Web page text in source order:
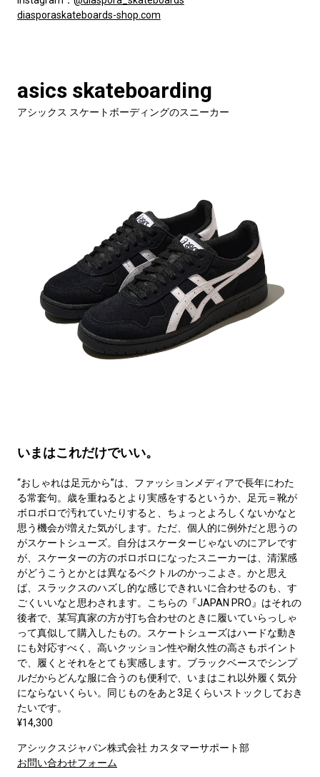
diasporaskateboards-shop.com
asics skateboarding
アシックス スケートボーディングのスニーカー
いまはこれだけでいい。
“おしゃれは足元から”は、ファッションメディアで長年にわた
る常套句。歳を重ねるとより実感をするというか、足元＝靴が
ボロボロで汚れていたりすると、ちょっとよろしくないかなと
思う機会が増えた気がします。ただ、個人的に例外だと思うの
がスケートシューズ。自分はスケーターじゃないのにアレです
が、スケーターの方のボロボロになったスニーカーは、清潔感
がどうこうとかとは異なるベクトルのかっこよさ。かと思え
ば、スラックスのハズし的な感じできれいに合わせるのも、す
ごくいいなと思わされます。こちらの『JAPAN PRO』はそれの
後者で、某写真家の方が打ち合わせのときに履いていらっしゃ
って真似して購入したもの。スケートシューズはハードな動き
にも対応すべく、高いクッション性や耐久性の高さもポイント
で、履くとそれをとても実感します。ブラックベースでシンプ
ルだからどんな服に合うのも便利で、いまはこれ以外履く気分
にならないくらい。同じものをあと3足くらいストックしておき
たいです。
¥14,300
アシックスジャパン株式会社 カスタマーサポート部
お問い合わせフォーム